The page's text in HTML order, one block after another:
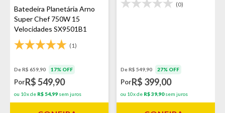
Batedeira Planetária Arno
Super Chef 750W 15
Velocidades SX9501B1
Branca
(1)
De R$ 659,90 17% OFF
PorR$ 549,90
ou 10x de R$ 54,99 sem juros
(0)
De R$ 549,90 27% OFF
PorR$ 399,00
ou 10x de R$ 39,90sem juros